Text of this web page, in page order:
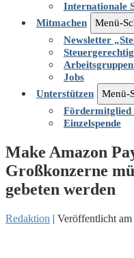
Internationale
Mitmachen
Menü-
Newsletter
Jobs
Unterstützen
Menü-
Fördermitglied
Einzelspende
Make Amazon
Großkonzerne
gebeten werden
Redaktion | Veröffentlicht am